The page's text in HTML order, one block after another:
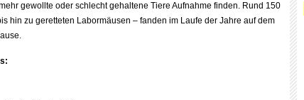
gewollte oder schlecht gehaltene Tiere Aufnahme finden. Rund 150
hin zu geretteten Labormäusen – fanden im Laufe der Jahre auf dem